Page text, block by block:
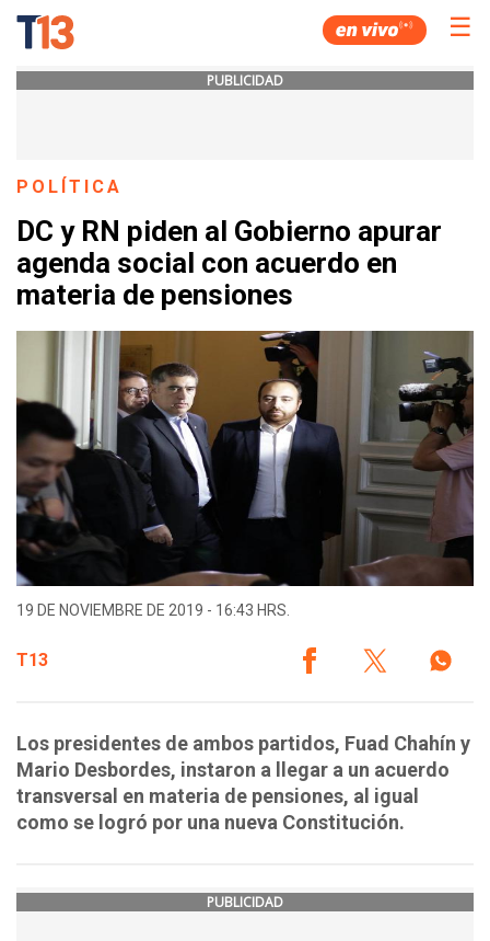
☰
PUBLICIDAD
POLÍTICA
DC y RN piden al Gobierno apurar
agenda social con acuerdo en
materia de pensiones
19 DE NOVIEMBRE DE 2019 - 16:43 HRS.
T13
Los presidentes de ambos partidos, Fuad Chahín y
Mario Desbordes, instaron a llegar a un acuerdo
transversal en materia de pensiones, al igual
como se logró por una nueva Constitución.
PUBLICIDAD